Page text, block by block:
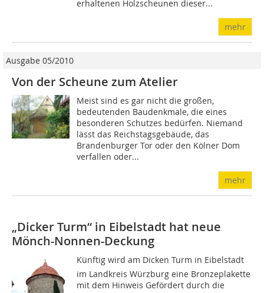
erhaltenen Holzscheunen dieser...
mehr
Ausgabe 05/2010
Von der Scheune zum Atelier
Meist sind es gar nicht die großen,
bedeutenden Baudenkmale, die eines
besonderen Schutzes bedürfen. Niemand
lässt das Reichstagsgebäude, das
Brandenburger Tor oder den Kölner Dom
verfallen oder...
mehr
„Dicker Turm“ in Eibelstadt hat neue
Mönch-Nonnen-Deckung
Künftig wird am Dicken Turm in Eibelstadt
im Landkreis Würzburg eine Bronzeplakette
mit dem Hinweis Gefördert durch die